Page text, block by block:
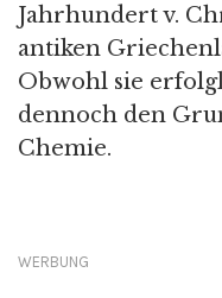
Jahrhundert v.
antiken
Obwohl sie
dennoch den
Chemie.
WERBUNG